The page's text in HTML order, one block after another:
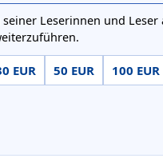
Leserinnen und Leser
EUR 50 EUR 100 EUR